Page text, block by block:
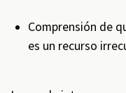
Comprensión de
es un recurso